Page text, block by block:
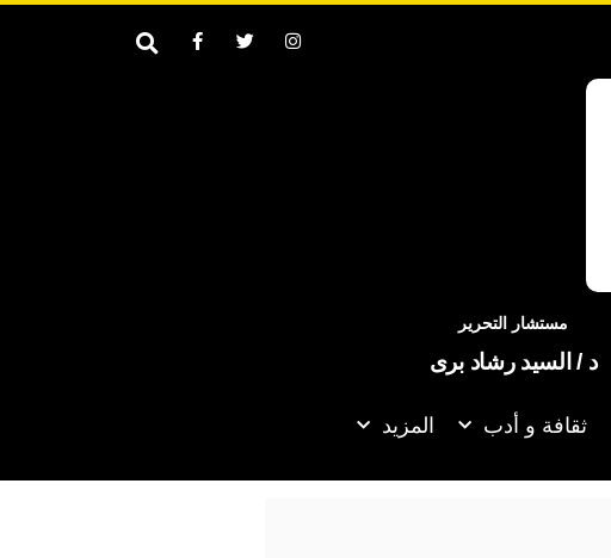
مستشار التحرير
د / السيد رشاد برى
ثقافة و أدب المزيد